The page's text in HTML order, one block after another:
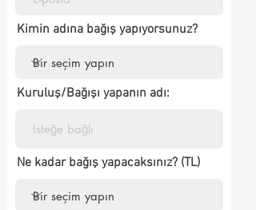
Kimin adına bağış yapıyorsunuz?
Kuruluş/Bağışı yapanın adı:
Ne kadar bağış yapacaksınız? (TL)